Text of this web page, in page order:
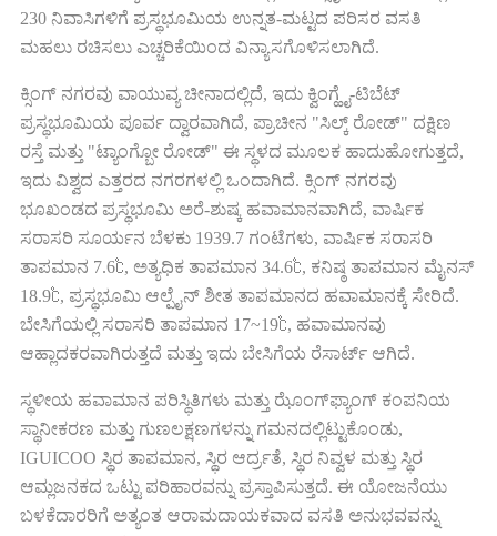
230 ನಿವಾಸಿಗಳಿಗೆ ಪ್ರಸ್ಥಭೂಮಿಯ ಉನ್ನತ-ಮಟ್ಟದ ಪರಿಸರ ವಸತಿ
ಮಹಲು ರಚಿಸಲು ಎಚ್ಚರಿಕೆಯಿಂದ ವಿನ್ಯಾಸಗೊಳಿಸಲಾಗಿದೆ.
ಕ್ಸಿಂಗ್ ನಗರವು ವಾಯುವ್ಯ ಚೀನಾದಲ್ಲಿದೆ, ಇದು ಕ್ವಿಂಗ್ಹೈ-ಟಿಬೆಟ್
ಪ್ರಸ್ಥಭೂಮಿಯ ಪೂರ್ವ ದ್ವಾರವಾಗಿದೆ, ಪ್ರಾಚೀನ "ಸಿಲ್ಕ್ ರೋಡ್" ದಕ್ಷಿಣ
ರಸ್ತೆ ಮತ್ತು "ಟ್ಯಾಂಗ್ಬೋ ರೋಡ್" ಈ ಸ್ಥಳದ ಮೂಲಕ ಹಾದುಹೋಗುತ್ತದೆ,
ಇದು ವಿಶ್ವದ ಎತ್ತರದ ನಗರಗಳಲ್ಲಿ ಒಂದಾಗಿದೆ. ಕ್ಸಿಂಗ್ ನಗರವು
ಭೂಖಂಡದ ಪ್ರಸ್ಥಭೂಮಿ ಅರೆ-ಶುಷ್ಕ ಹವಾಮಾನವಾಗಿದೆ, ವಾರ್ಷಿಕ
ಸರಾಸರಿ ಸೂರ್ಯನ ಬೆಳಕು 1939.7 ಗಂಟೆಗಳು, ವಾರ್ಷಿಕ ಸರಾಸರಿ
ತಾಪಮಾನ 7.6℃, ಅತ್ಯಧಿಕ ತಾಪಮಾನ 34.6℃, ಕನಿಷ್ಠ ತಾಪಮಾನ ಮೈನಸ್
18.9℃, ಪ್ರಸ್ಥಭೂಮಿ ಆಲ್ಪೈನ್ ಶೀತ ತಾಪಮಾನದ ಹವಾಮಾನಕ್ಕೆ ಸೇರಿದೆ.
ಬೇಸಿಗೆಯಲ್ಲಿ ಸರಾಸರಿ ತಾಪಮಾನ 17~19℃, ಹವಾಮಾನವು
ಆಹ್ಲಾದಕರವಾಗಿರುತ್ತದೆ ಮತ್ತು ಇದು ಬೇಸಿಗೆಯ ರೆಸಾರ್ಟ್ ಆಗಿದೆ.
ಸ್ಥಳೀಯ ಹವಾಮಾನ ಪರಿಸ್ಥಿತಿಗಳು ಮತ್ತು ಝೊಂಗ್‌ಫ್ಯಾಂಗ್ ಕಂಪನಿಯ
ಸ್ಥಾನೀಕರಣ ಮತ್ತು ಗುಣಲಕ್ಷಣಗಳನ್ನು ಗಮನದಲ್ಲಿಟ್ಟುಕೊಂಡು,
IGUICOO ಸ್ಥಿರ ತಾಪಮಾನ, ಸ್ಥಿರ ಆರ್ದ್ರತೆ, ಸ್ಥಿರ ನಿವ್ವಳ ಮತ್ತು ಸ್ಥಿರ
ಆಮ್ಲಜನಕದ ಒಟ್ಟು ಪರಿಹಾರವನ್ನು ಪ್ರಸ್ತಾಪಿಸುತ್ತದೆ. ಈ ಯೋಜನೆಯು
ಬಳಕೆದಾರರಿಗೆ ಅತ್ಯಂತ ಆರಾಮದಾಯಕವಾದ ವಸತಿ ಅನುಭವವನ್ನು